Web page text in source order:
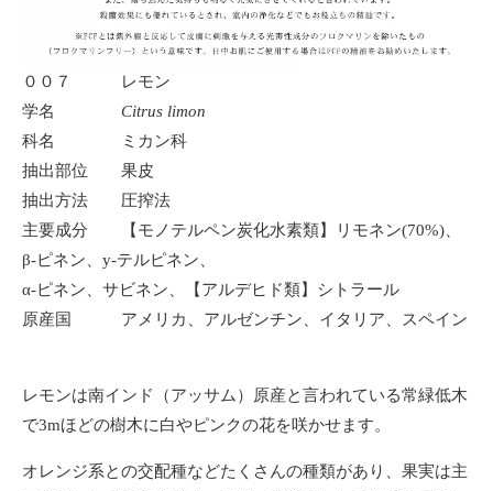
００７ レモン
学名 Citrus limon
科名 ミカン科
抽出部位 果皮
抽出方法 圧搾法
主要成分 【モノテルペン炭化水素類】リモネン(70%)、
β-ピネン、y-テルピネン、
α-ピネン、サビネン、【アルデヒド類】シトラール
原産国 アメリカ、アルゼンチン、イタリア、スペイン
レモンは南インド（アッサム）原産と言われている常緑低木
で3mほどの樹木に白やピンクの花を咲かせます。
オレンジ系との交配種などたくさんの種類があり、果実は主